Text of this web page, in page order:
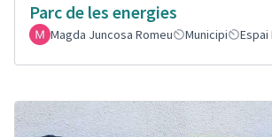
Parc de les energies
Magda Juncosa Romeu
Municipi Espai